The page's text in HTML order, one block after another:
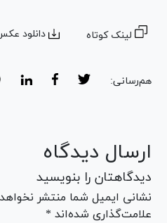
لینک کوتاه دانلود
هم‌رسانی:
ارسال دیدگاه
دیدگاهتان را بنویسید
نشانی ایمیل شما منتشر
علامت‌گذاری شده‌اند *